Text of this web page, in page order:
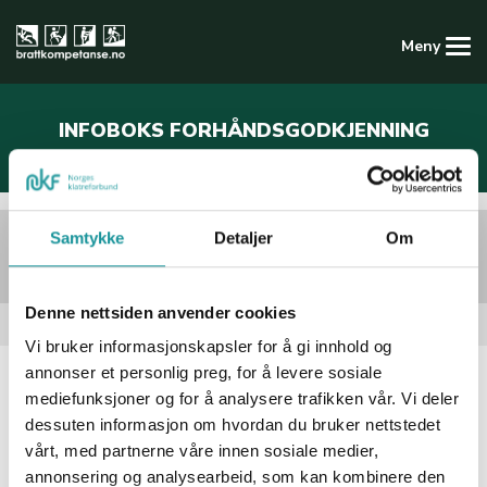
Samtykke Detaljer Om
Denne nettsiden anvender cookies
Vi bruker informasjonskapsler for å gi innhold og
annonser et personlig preg, for å levere sosiale
mediefunksjoner og for å analysere trafikken vår. Vi deler
dessuten informasjon om hvordan du bruker nettstedet
vårt, med partnerne våre innen sosiale medier,
annonsering og analysearbeid, som kan kombinere den
Meny
Kompetansedatabasen
Logg inn
INFOBOKS FORHÅNDSGODKJENNING
METODEKURS FØRSTEHJELP
Forside
Skrevet: 14 juni 2022
Infoboks Forhåndsgodkjenning metodekurs
førstehjelp
For å kunne tas opp til NF metodekurs førstehjelp og